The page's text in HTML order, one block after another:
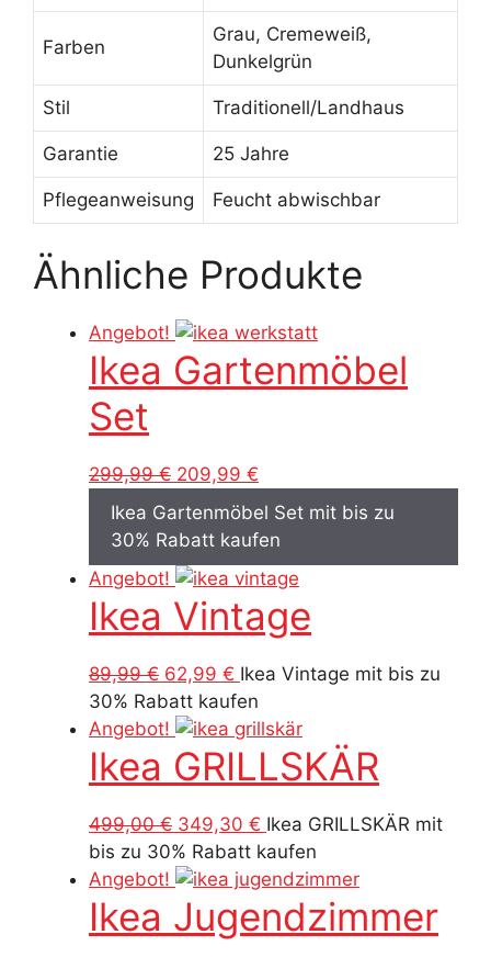
Farben
Grau, Cremeweiß,
Dunkelgrün
Stil Traditionell/Landhaus
Garantie 25 Jahre
Pflegeanweisung Feucht abwischbar
Ähnliche Produkte
Angebot!
Ikea Gartenmöbel
Set
299,99€ Ursprünglicher
Preis
war:
209,99 €
Preis
ist:
Ikea Gartenmöbel Set mit bis zu
30% Rabatt kaufen
Angebot!
Ikea Vintage
89,99€ Ursprünglicher
Preis
war:
89,99 €
62,99 € Aktueller
Preis
ist:
62,99 €.
Ikea Vintage mit bis zu
30% Rabatt kaufen
Angebot!
Ikea GRILLSKÄR
499,00€ Ursprünglicher
Preis
war:
499,00 €
349,30 € Aktueller
Preis
ist:
349,30 €.
Ikea GRILLSKÄR mit
bis zu 30% Rabatt kaufen
Angebot!
Ikea Jugendzimmer